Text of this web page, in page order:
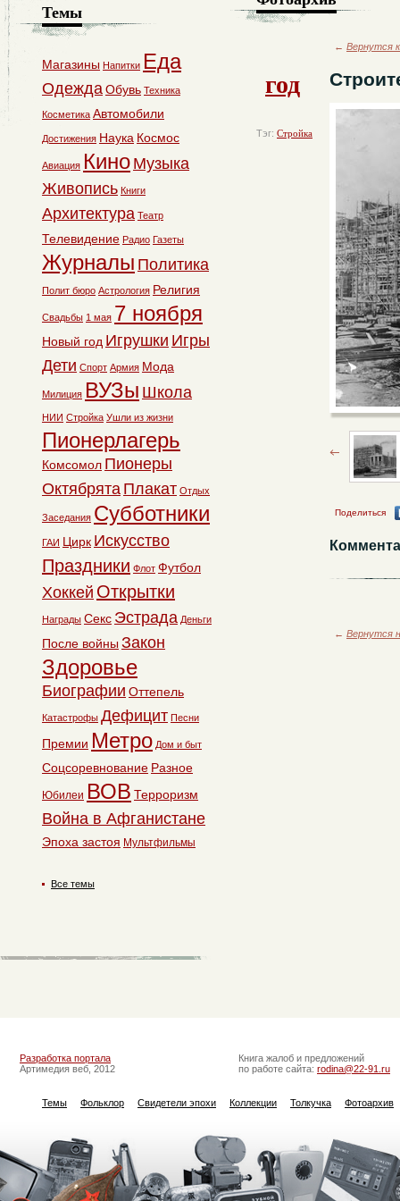
год
Тэг: Стройка
← Вернутся
Поделиться
← Вернутся
Темы
Магазины Напитки Еда
ОдеждаОбувь Техника
Косметика Автомобили
Достижения Наука Космос
Авиация Кино Музыка
Живопись Книги
Архитектура Театр
Телевидение Радио Газеты
Журналы Политика
Полит бюро Астрология Религия
Свадьбы 1 мая 7 ноября
Новый год Игрушки Игры
Дети Спорт Армия Мода
Милиция ВУЗы Школа
НИИ Стройка Ушли из жизни
Пионерлагерь
Комсомол Пионеры
Октябрята Плакат Отдых
Заседания Субботники
ГАИ Цирк Искусство
Праздники Флот Футбол
Хоккей Открытки
Награды Секс Эстрада Деньги
После войны Закон
Здоровье
Биографии Оттепель
Катастрофы Дефицит Песни
Премии Метро Дом и быт
Соцсоревнование Разное
Юбилеи ВОВ Терроризм
Война в Афганистане
Эпоха застоя Мультфильмы
Все темы
Разработка портала
Артимедия веб, 2012
Книга жалоб и предложений
по работе сайта: rodina@22-91.ru
Темы Фольклор Свидетели эпохи Коллекции Толкучка Фотоархив